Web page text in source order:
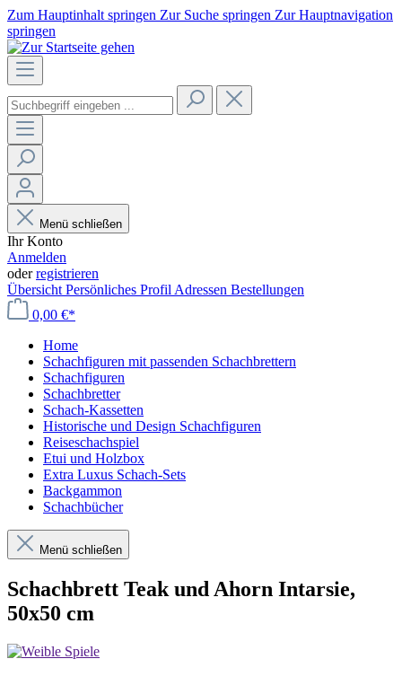
Zum Hauptinhalt springen Zur Suche springen Zur Hauptnavigation
springen
Menü schließen
Ihr Konto
Anmelden
oderregistrieren
Übersicht Persönliches Profil Adressen Bestellungen
0,00 €*
Home
Schachfiguren mit passenden Schachbrettern
Schachfiguren
Schachbretter
Schach-Kassetten
Historische und Design Schachfiguren
Reiseschachspiel
Etui und Holzbox
Extra Luxus Schach-Sets
Backgammon
Schachbücher
Menü schließen
Schachbrett Teak und Ahorn Intarsie,
50x50 cm